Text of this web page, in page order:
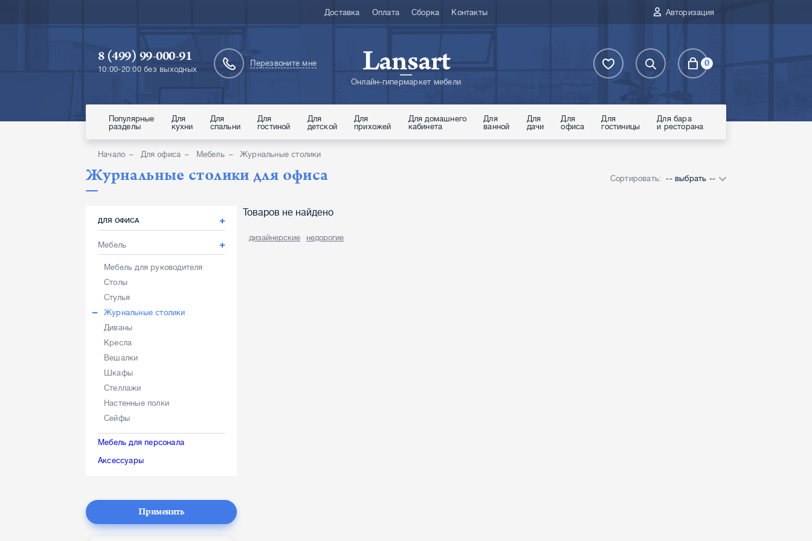
Авторизация
Доставка Оплата Сборка Контакты
8 (499) 99-000-91
10:00-20:00 без выходных
Перезвоните мне 0
Lansart
Онлайн-гипермаркет мебели
Популярные
разделы
Для
кухни
Для
спальни
Для
гостиной
Для
детской
Для
прихожей
Для домашнего
кабинета
Для
ванной
Для
дачи
Для
офиса
Для
гостиницы
Для бара
и ресторана
Начало Для офиса Мебель Журнальные столики
Журнальные столики для офиса Сортировать: -- выбрать --
ДЛЯ ОФИСА
Мебель
Мебель для руководителя
Столы
Стулья
Журнальные столики
Диваны
Кресла
Вешалки
Шкафы
Стеллажи
Настенные полки
Сейфы
Мебель для персонала
Аксессуары
Применить
Товаров не найдено
дизайнерские недорогие